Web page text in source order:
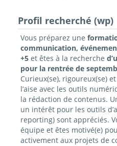
Profil recherché (wp)
Vous préparez une
communication,
+5 et êtes à la recherche
pour la rentrée de
Curieux(se), rigoureux(se)
l’aise avec les outils
la rédaction de contenus.
un intérêt pour les outils
reporting) sont appréciés.
équipe et êtes motivé(e)
activement aux projets de